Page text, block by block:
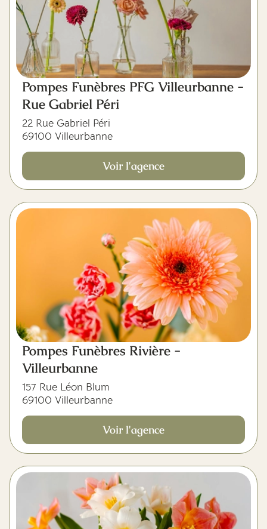
Pompes Funèbres PFG Villeurbanne -
Rue Gabriel Péri
22 Rue Gabriel Péri
69100 Villeurbanne
Voir l'agence
Pompes Funèbres Rivière -
Villeurbanne
157 Rue Léon Blum
69100 Villeurbanne
Voir l'agence